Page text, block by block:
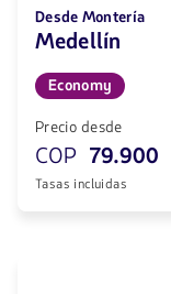
Desde Montería
Medellín
Economy
Precio desde
COP 79.900
Tasas incluidas